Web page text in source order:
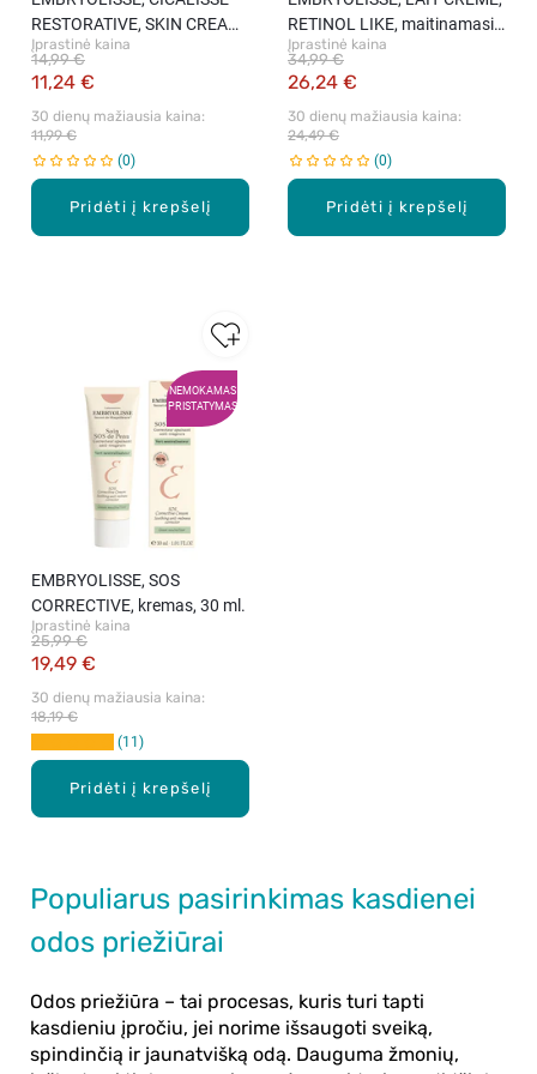
Pridėti į krepšelį
RESTORATIVE, SKIN CREAM,
maitinamasis kremas
sudirgusiai odai, 40ml.
Įprastinė kaina
11,24 €
14,99 €
30 dienų mažiausia kaina:
11,99 €
0
Pridėti į krepšelį
RETINOL LIKE, maitinamasis
ir dėkinamasis kremas, 75
ml.
Įprastinė kaina
26,24 €
34,99 €
30 dienų mažiausia kaina:
24,49 €
0
NEMOKAMAS
PRISTATYMAS
Pridėti į krepšelį
EMBRYOLISSE, SOS
CORRECTIVE, kremas, 30 ml.
Įprastinė kaina
19,49 €
25,99 €
30 dienų mažiausia kaina:
18,19 €
11
Populiarus pasirinkimas kasdienei
odos priežiūrai
Odos priežiūra – tai procesas, kuris turi tapti
kasdieniu įpročiu, jei norime išsaugoti sveiką,
spindinčią ir jaunatvišką odą. Dauguma žmonių,